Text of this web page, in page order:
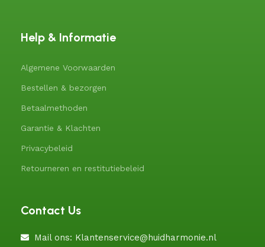
Help & Informatie
Algemene Voorwaarden
Bestellen & bezorgen
Betaalmethoden
Garantie & Klachten
Privacybeleid
Retourneren en restitutiebeleid
Contact Us
Mail ons: Klantenservice@huidharmonie.nl